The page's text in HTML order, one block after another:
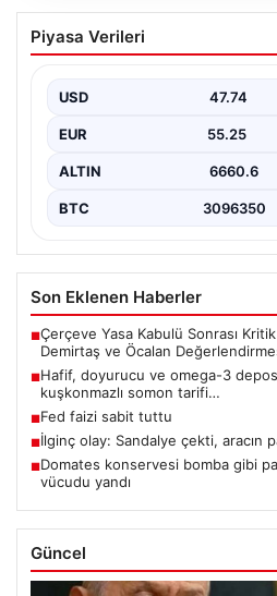
Hafif, doyurucu ve
Fırında limonlu
Piyasa Verileri
USD 47.74
EUR 55.25
ALTIN 6660.6
BTC 3096350
Son Eklenen Haberler
■Çerçeve Yasa Kabulü Sonrası Kritik
Demirtaş ve Öcalan
■Hafif, doyurucu ve omega-3
kuşkonmazlı somon tarifi…
■Fed faizi sabit tuttu
■İlginç olay: Sandalye çekti, aracın
■Domates konservesi bomba gibi
vücudu yandı
Güncel